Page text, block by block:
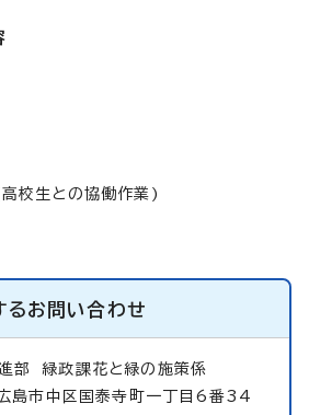
校生との協働作業)
るお問い合わせ
進部緑政課花と緑の施策係
市中区国泰寺町一丁目6番34